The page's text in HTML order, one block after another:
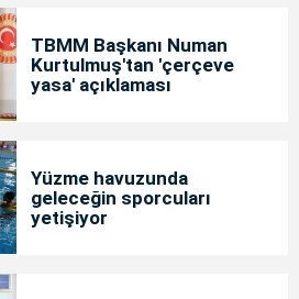
TBMM Başkanı Numan
Kurtulmuş'tan 'çerçeve
yasa' açıklaması
Yüzme havuzunda
geleceğin sporcuları
yetişiyor